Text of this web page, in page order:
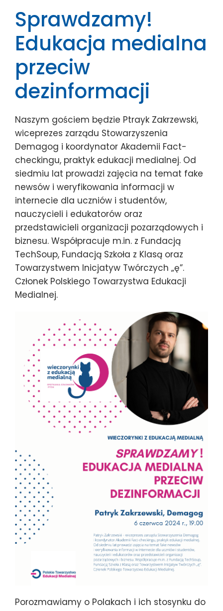
Sprawdzamy!
Edukacja medialna
przeciw
dezinformacji
Naszym gościem będzie Ptrayk Zakrzewski,
wiceprezes zarządu Stowarzyszenia
Demagog i koordynator Akademii Fact-
checkingu, praktyk edukacji medialnej. Od
siedmiu lat prowadzi zajęcia na temat fake
newsów i weryfikowania informacji w
internecie dla uczniów i studentów,
nauczycieli i edukatorów oraz
przedstawicieli organizacji pozarządowych i
biznesu. Współpracuje m.in. z Fundacją
TechSoup, Fundacją Szkoła z Klasą oraz
Towarzystwem Inicjatyw Twórczych „ę”.
Członek Polskiego Towarzystwa Edukacji
Medialnej.
Porozmawiamy o Polakach i ich stosynku do